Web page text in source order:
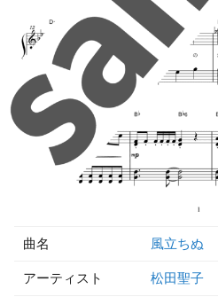
曲名 風立ちぬ
アーティスト 松田聖子